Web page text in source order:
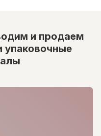
и продаем
упаковочные